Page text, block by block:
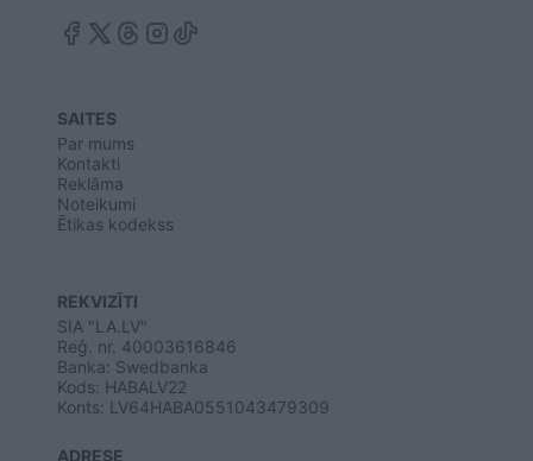
SAITES
Par mums
Kontakti
Reklāma
Noteikumi
Ētikas kodekss
REKVIZĪTI
SIA "LA.LV"
Reģ. nr. 40003616846
Banka: Swedbanka
Kods: HABALV22
Konts: LV64HABA0551043479309
ADRESE